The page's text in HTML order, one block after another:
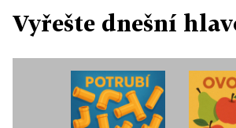
Vyřešte dnešní